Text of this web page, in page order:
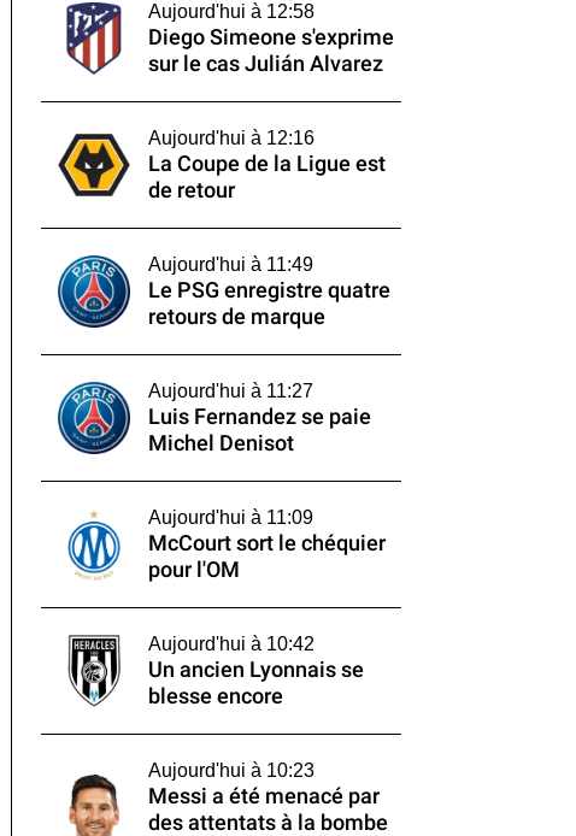
Aujourd'hui à 12:58
Diego Simeone s'exprime
sur le cas Julián Alvarez
Aujourd'hui à 12:16
La Coupe de la Ligue est
de retour
Aujourd'hui à 11:49
Le PSG enregistre quatre
retours de marque
Aujourd'hui à 11:27
Luis Fernandez se paie
Michel Denisot
Aujourd'hui à 11:09
McCourt sort le chéquier
pour l'OM
Aujourd'hui à 10:42
Un ancien Lyonnais se
blesse encore
Aujourd'hui à 10:23
Messi a été menacé par
des attentats à la bombe